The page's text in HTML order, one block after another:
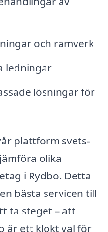
och ramverk
ledningar
lösningar för
plattform svets-
olika
i Rydbo. Detta
bästa servicen till
ta steget – att
är ett klokt val för